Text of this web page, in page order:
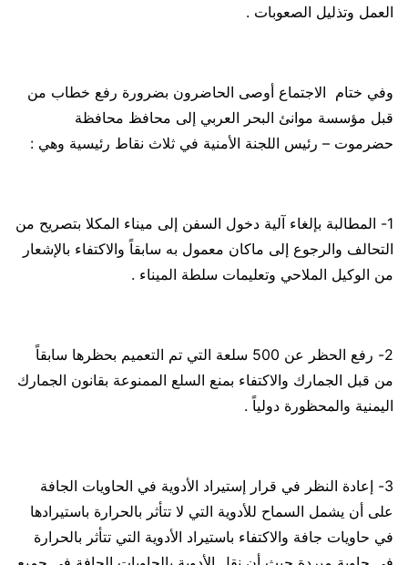
العمل وتذليل الصعوبات .
وفي ختام الاجتماع أوصى الحاضرون بضرورة رفع خطاب من
قبل مؤسسة موانئ البحر العربي إلى محافظ محافظة
حضرموت – رئيس اللجنة الأمنية في ثلاث نقاط رئيسية وهي :
1- المطالبة بإلغاء آلية دخول السفن إلى ميناء المكلا بتصريح من
التحالف والرجوع إلى ماكان معمول به سابقاً والاكتفاء بالإشعار
من الوكيل الملاحي وتعليمات سلطة الميناء .
2- رفع الحظر عن 500 سلعة التي تم التعميم بحظرها سابقاً
من قبل الجمارك والاكتفاء بمنع السلع الممنوعة بقانون الجمارك
اليمنية والمحظورة دولياً .
3- إعادة النظر في قرار إستيراد الأدوية في الحاويات الجافة
على أن يشمل السماح للأدوية التي لا تتأثر بالحرارة باستيرادها
في حاويات جافة والاكتفاء باستيراد الأدوية التي تتأثر بالحرارة